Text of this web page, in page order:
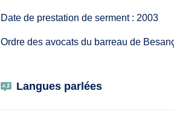
Date de prestation de serment : 2003
Ordre des avocats du barreau de
Langues parlées